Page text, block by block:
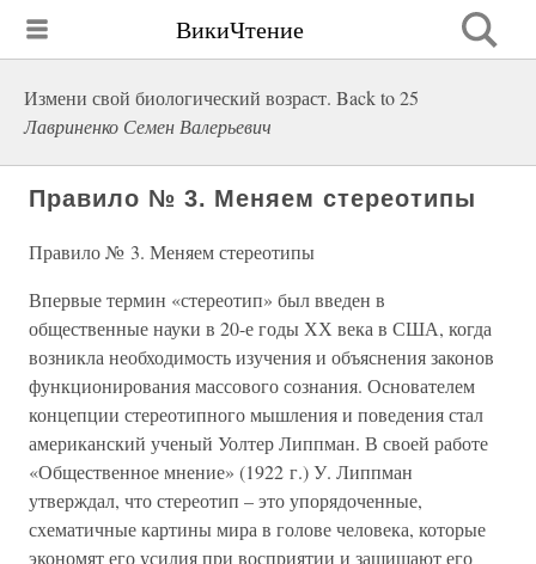
ВикиЧтение
Измени свой биологический возраст. Back to 25
Лавриненко Семен Валерьевич
Правило № 3. Меняем стереотипы
Правило № 3. Меняем стереотипы
Впервые термин «стереотип» был введен в
общественные науки в 20-е годы ХХ века в США, когда
возникла необходимость изучения и объяснения законов
функционирования массового сознания. Основателем
концепции стереотипного мышления и поведения стал
американский ученый Уолтер Липпман. В своей работе
«Общественное мнение» (1922 г.) У. Липпман
утверждал, что стереотип – это упорядоченные,
схематичные картины мира в голове человека, которые
экономят его усилия при восприятии и защищают его